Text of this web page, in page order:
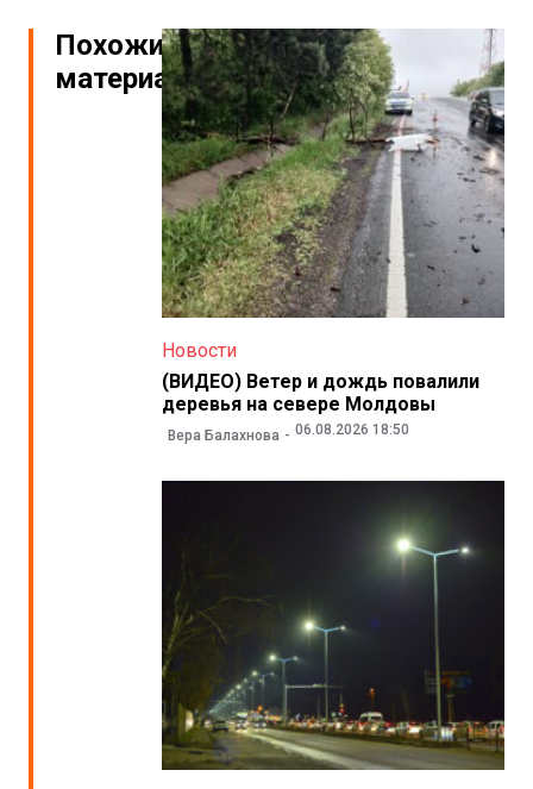
Похожие
материалы
Новости
(ВИДЕО) Ветер и дождь повалили
деревья на севере Молдовы
Вера Балахнова 06.08.2026 18:50